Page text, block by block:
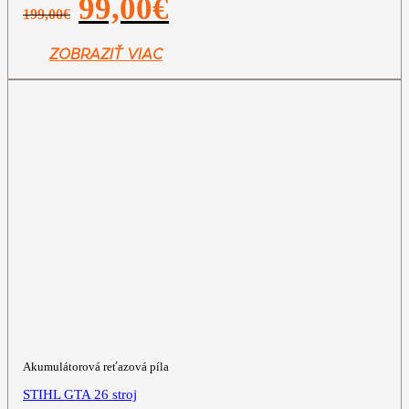
199,00€ cena
199,00€.
99,00€
ZOBRAZIŤ VIAC
Akumulátorová reťazová píla
STIHL GTA 26 stroj